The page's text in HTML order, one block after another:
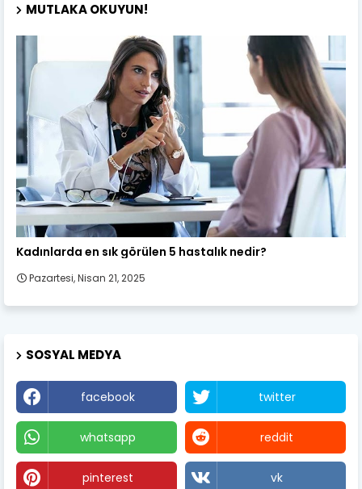
MUTLAKA OKUYUN!
Kadın Sağlığı
Kadınlarda en sık görülen 5 hastalık nedir?
Pazartesi, Nisan 21, 2025
SOSYAL MEDYA
facebook twitter
whatsapp reddit
pinterest vk